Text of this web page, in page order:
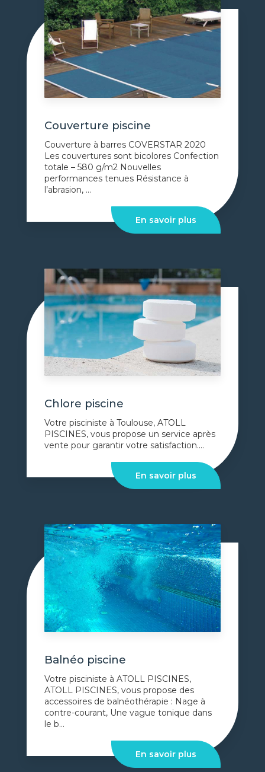
Couverture piscine
Couverture à barres COVERSTAR 2020
Les couvertures sont bicolores Confection
totale – 580 g/m2 Nouvelles
performances tenues Résistance à
l’abrasion, ...
En savoir plus
Chlore piscine
Votre pisciniste à Toulouse, ATOLL
PISCINES, vous propose un service après
vente pour garantir votre satisfaction....
En savoir plus
Balnéo piscine
Votre pisciniste à ATOLL PISCINES,
ATOLL PISCINES, vous propose des
accessoires de balnéothérapie : Nage à
contre-courant, Une vague tonique dans
le b...
En savoir plus